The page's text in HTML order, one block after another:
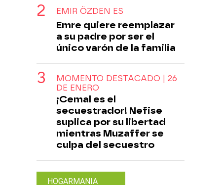
EMIR ÖZDEN ES
Emre quiere reemplazar
a su padre por ser el
único varón de la familia
MOMENTO DESTACADO | 26
DE ENERO
¡Cemal es el
secuestrador! Nefise
suplica por su libertad
mientras Muzaffer se
culpa del secuestro
HOGARMANIA